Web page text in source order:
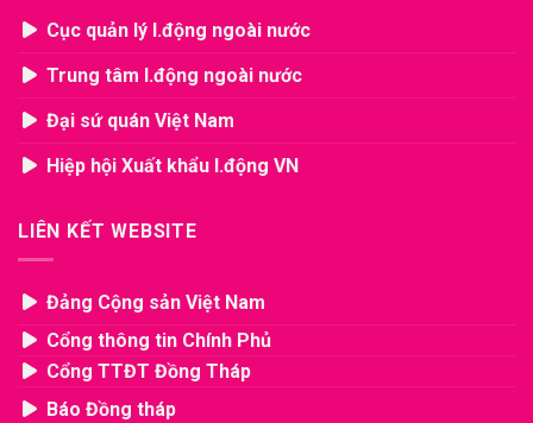
Cục quản lý l.động ngoài nước
Trung tâm l.động ngoài nước
Đại sứ quán Việt Nam
Hiệp hội Xuất khẩu l.động VN
LIÊN KẾT WEBSITE
Đảng Cộng sản Việt Nam
Cổng thông tin Chính Phủ
Cổng TTĐT Đồng Tháp
Báo Đồng tháp